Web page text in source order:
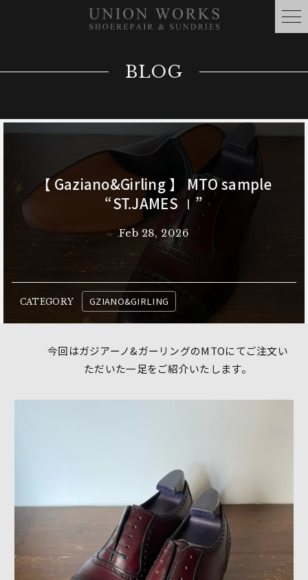
BLOG
【 Gaziano&Girling 】 MTO sample
“ST.JAMES Ⅰ”
Feb 28, 2026
CATEGORY GZIANO&GIRLING
今回はガジアーノ&ガーリングのMTOにてご注文い
ただいた一足をご紹介いたします。